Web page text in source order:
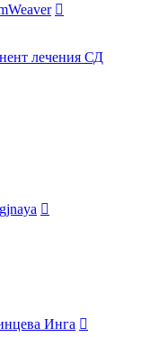
лечения СД
Инга